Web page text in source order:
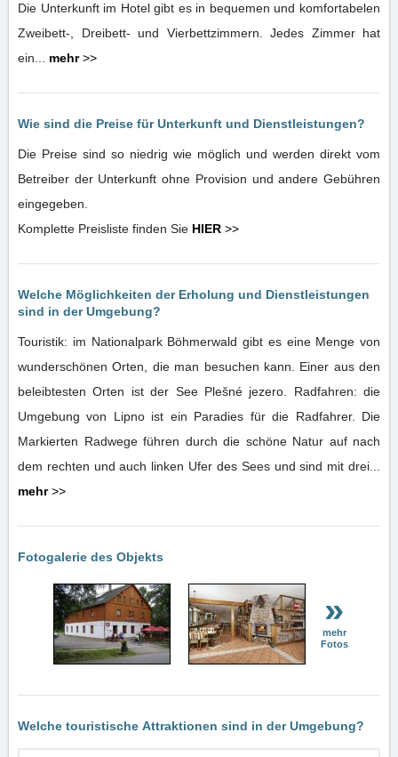
Die Unterkunft im Hotel gibt es in bequemen und komfortabelen
Zweibett-, Dreibett- und Vierbettzimmern. Jedes Zimmer hat
ein... mehr>>
Wie sind die Preise für Unterkunft und Dienstleistungen?
Die Preise sind so niedrig wie möglich und werden direkt vom
Betreiber der Unterkunft ohne Provision und andere Gebühren
eingegeben.
Komplette Preisliste finden Sie HIER >>
Welche Möglichkeiten der Erholung und Dienstleistungen
sind in der Umgebung?
Touristik: im Nationalpark Böhmerwald gibt es eine Menge von
wunderschönen Orten, die man besuchen kann. Einer aus den
beleibtesten Orten ist der See Plešné jezero. Radfahren: die
Umgebung von Lipno ist ein Paradies für die Radfahrer. Die
Markierten Radwege führen durch die schöne Natur auf nach
dem rechten und auch linken Ufer des Sees und sind mit drei...
mehr>>
Fotogalerie des Objekts
»
mehr
Fotos
Welche touristische Attraktionen sind in der Umgebung?